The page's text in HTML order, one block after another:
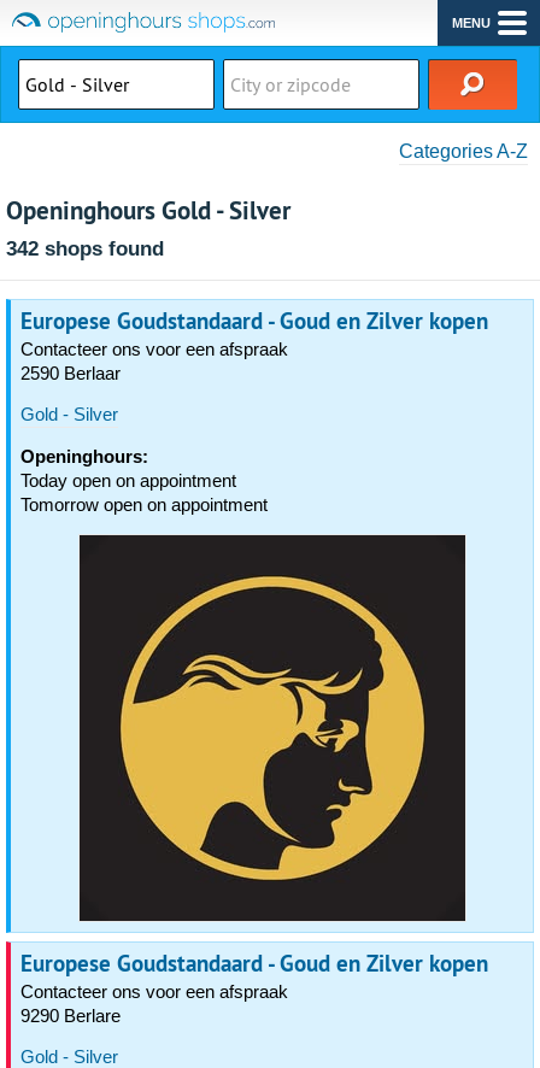
MENU
Categories A-Z
Openinghours Gold - Silver
342 shops found
Europese Goudstandaard - Goud en Zilver kopen
Contacteer ons voor een afspraak
2590 Berlaar
Gold - Silver
Openinghours:
Today open on appointment
Tomorrow open on appointment
Europese Goudstandaard - Goud en Zilver kopen
Contacteer ons voor een afspraak
9290 Berlare
Gold - Silver